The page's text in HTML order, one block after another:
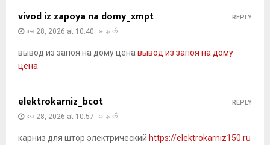
vivod iz zapoya na domy_xmpt
မေ 28, 2026 at 10:40 မနက်
вывод из запоя на дому цена вывод из запоя на дому
цена
REPLY
elektrokarniz_bcot
မေ 28, 2026 at 10:57 မနက်
карниз для штор электрический https://elektrokarniz150.ru
REPLY